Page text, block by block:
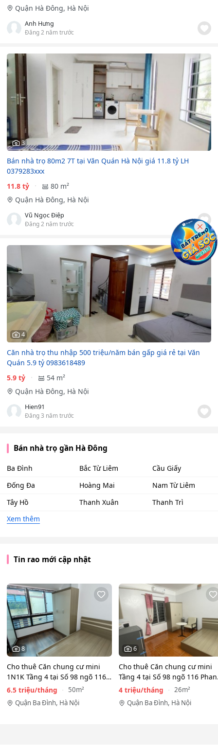
Quận Hà Đông, Hà Nội
Anh Hưng
Đăng 2 năm trước
3
Bán nhà trọ 80m2 7T tại Văn Quán Hà Nội giá 11.8 tỷ LH
0379283xxx
11.8 tỷ
80 m²
Quận Hà Đông, Hà Nội
Vũ Ngọc Điệp
Đăng 2 năm trước
4
Căn nhà trọ thu nhập 500 triệu/năm bán gấp giá rẻ tại Văn
Quán 5.9 tỷ 0983618489
5.9 tỷ
54 m²
Quận Hà Đông, Hà Nội
Hien91
Đăng 3 năm trước
Bán nhà trọ gần Hà Đông
Ba Đình Bắc Từ Liêm
Cầu Giấy
Đống Đa
Hoàng Mai
Nam Từ Liêm
Tây Hồ
Thanh Xuân
Thanh Trì
Xem thêm
Tin rao mới cập nhật
8
Cho thuê Căn chung cư mini
1N1K Tầng 4 tại Số 98 ngõ 116
Phan Kế Bính, Ba Đình.…
6.5 triệu/tháng
50m²
Quận Ba Đình, Hà Nội
6
Cho thuê Căn chung cư mini
Tầng 4 tại Số 98 ngõ 116 Phan
Kế Bính, Cống Vị, Ba…
4 triệu/tháng
26m²
Quận Ba Đình, Hà Nội